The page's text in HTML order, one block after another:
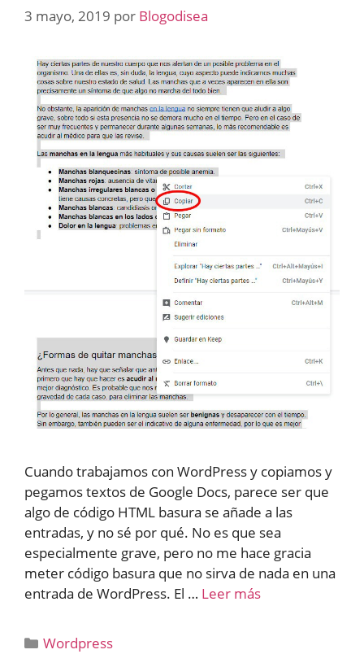
3 mayo, 2019 por Blogodisea
Cuando trabajamos con WordPress y copiamos y
pegamos textos de Google Docs, parece ser que
algo de código HTML basura se añade a las
entradas, y no sé por qué. No es que sea
especialmente grave, pero no me hace gracia
meter código basura que no sirva de nada en una
entrada de WordPress. El … Leer más
Categorías
Wordpress